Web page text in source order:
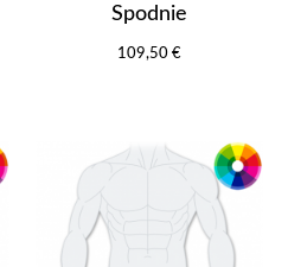
Spodnie
109,50 €